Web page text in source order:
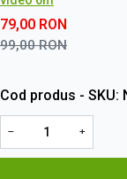
79,00 RON
99,00RON
Cod produs - SKU
− +